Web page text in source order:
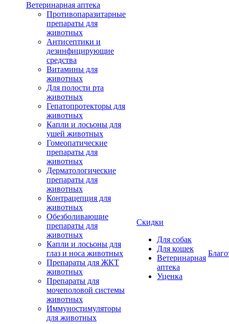
Ветеринарная аптека
Противопаразитарные
препараты для
животных
Антисептики и
дезинфицирующие
средства
Витамины для
животных
Для полости рта
животных
Гепатопротекторы для
животных
Капли и лосьоны для
ушей животных
Гомеопатические
препараты для
животных
Дерматологические
препараты для
животных
Контрацепция для
животных
Обезболивающие
препараты для
животных
Капли и лосьоны для
глаз и носа животных
Препараты для ЖКТ
животных
Препараты для
мочеполовой системы
животных
Иммуностимуляторы
для животных
Скидки
Для собак
Для кошек
Ветеринарная
аптека
Уценка